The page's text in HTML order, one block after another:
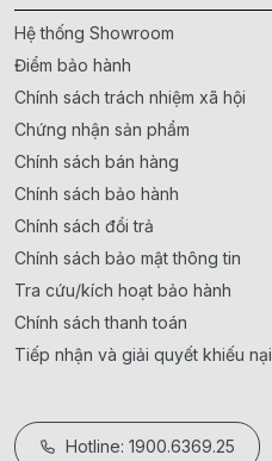
Hệ thống Showroom
Điểm bảo hành
Chính sách trách nhiệm xã hội
Chứng nhận sản phẩm
Chính sách bán hàng
Chính sách bảo hành
Chính sách đổi trả
Chính sách bảo mật thông tin
Tra cứu/kích hoạt bảo hành
Chính sách thanh toán
Tiếp nhận và giải quyết khiếu nại
Hotline: 1900.6369.25